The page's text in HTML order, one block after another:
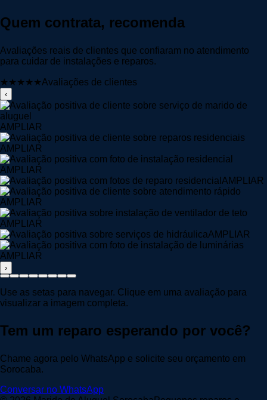
Quem contrata, recomenda
Avaliações reais de clientes que confiaram no atendimento
para cuidar de instalações e reparos.
★★★★★Avaliações de clientes
‹
AMPLIAR
AMPLIAR
AMPLIAR
AMPLIAR
AMPLIAR
AMPLIAR
AMPLIAR
AMPLIAR
›
Use as setas para navegar. Clique em uma avaliação para
visualizar a imagem completa.
Tem um reparo esperando por você?
Chame agora pelo WhatsApp e solicite seu orçamento em
Sorocaba.
Conversar no WhatsApp